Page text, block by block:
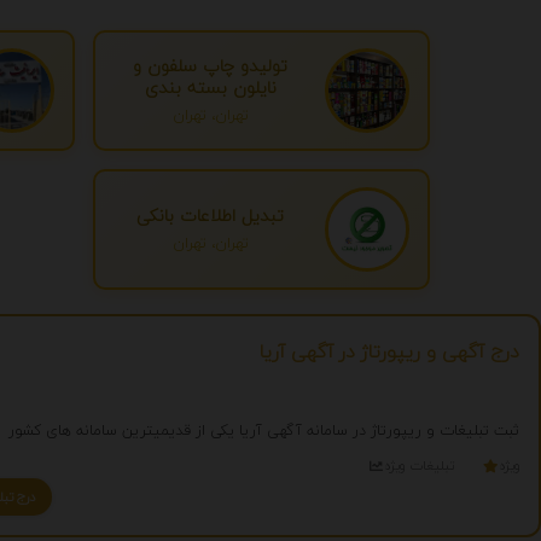
تولیدو چاپ سلفون و
نایلون بسته بندی
تهران، تهران
تبدیل اطلاعات بانکی
تهران، تهران
درج آگهی و ریپورتاژ در آگهی آریا
ثبت تبلیغات و ریپورتاژ در سامانه آگهی آریا یکی از قدیمیترین سامانه های کشور
درج تبلیغ شما